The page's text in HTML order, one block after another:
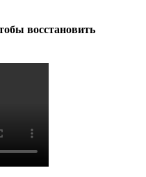
восстановить